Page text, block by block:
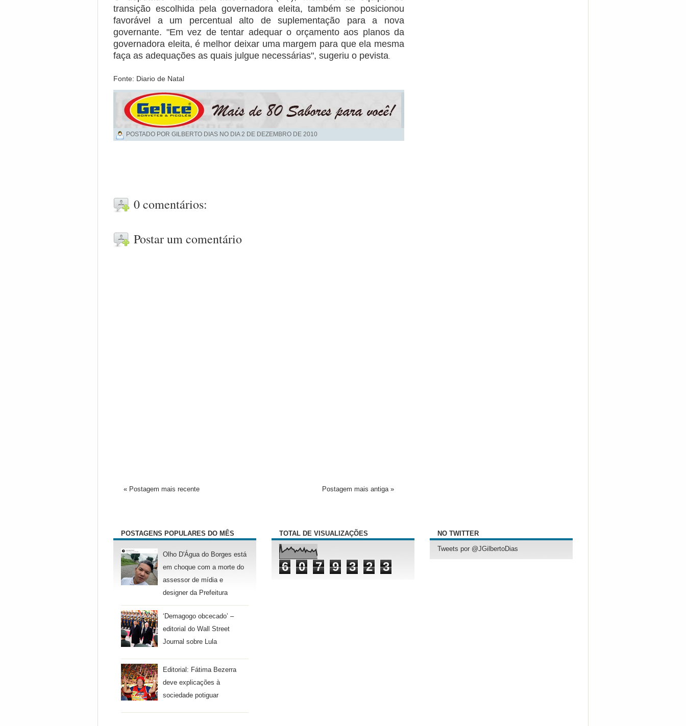
transição escolhida pela governadora eleita, também se posicionou
favorável a um percentual alto de suplementação para a nova
governante. "Em vez de tentar adequar o orçamento aos planos da
governadora eleita, é melhor deixar uma margem para que ela mesma
faça as adequações as quais julgue necessárias", sugeriu o pevista
Fonte: Diario de Natal
POSTADO POR GILBERTO DIAS NO DIA 2 DE DEZEMBRO DE 2010
0 comentários:
Postar um comentário
« Postagem mais recente Postagem mais antiga »
POSTAGENS POPULARES DO MÊS
Olho D'Água do Borges está
em choque com a morte do
assessor de mídia e
designer da Prefeitura
‘Demagogo obcecado’ –
editorial do Wall Street
Journal sobre Lula
Editorial: Fátima Bezerra
deve explicações à
sociedade potiguar
TOTAL DE VISUALIZAÇÕES
6 0 7 9 3 2 3
NO TWITTER
Tweets por @JGilbertoDias